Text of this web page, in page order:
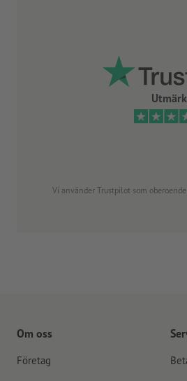
Vi använder Trustpilot som
Om oss
Företag